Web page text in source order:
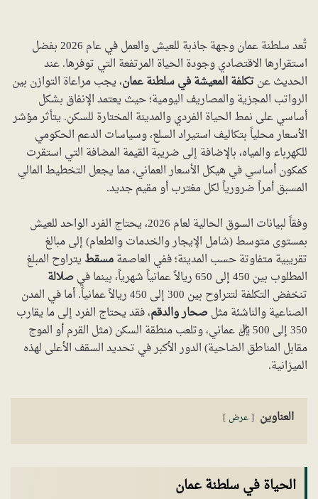
تُعد سلطنة عمان وجهة جاذبة للعيش والعمل في عام 2026 بفضل
استقرارها الاقتصادي وجودة الحياة المرتفعة التي توفرها. عند
الحديث عنتكلفة المعيشة في سلطنة عمان، يجب مراعاة التوازن بين
الرواتب المجزية والمصاريف اليومية؛ حيث يعتمد الإنفاق بشكل
أساسي على نمط الحياة الفردي والمدينة المختارة للسكن. يتأثر مؤشر
الأسعار محلياً بتكاليف استيراد السلع، وسياسات الدعم الحكومي
للكهرباء والمياه، بالإضافة إلى ضريبة القيمة المضافة التي استقرت
كمكون أساسي في هيكل الأسعار العماني، مما يجعل التخطيط المالي
المسبق أمراً ضرورياً لكل مغترب أو مقيم جديد.
وفقاً لبيانات السوق الحالية لعام 2026، يحتاج الفرد الواحد للعيش
بمستوى متوسط (شامل الإيجار والخدمات والطعام) إلى مبالغ
تقريبية متفاوتة حسب المدينة؛ ففي العاصمةمسقط يتراوح المبلغ
المطلوب بين 450 إلى 650 ريالاً عمانياً شهرياً، بينما في
صلالة
تنخفض التكلفة لتتراوح بين 300 إلى 450 ريالاً عمانياً. أما في المدن
الصناعية والناشئة مثلصحار والدقم، فقد يحتاج الفرد إلى ما يقارب
350 إلى 500 ريال عماني، وتلعب منطقة السكن (مثل القرم أو الموج
مقابل المناطق الضاحية) الدور الأكبر في تحديد السقف الأعلى لهذه
الميزانية.
العناوين عرض
الحياة في سلطنة عمان